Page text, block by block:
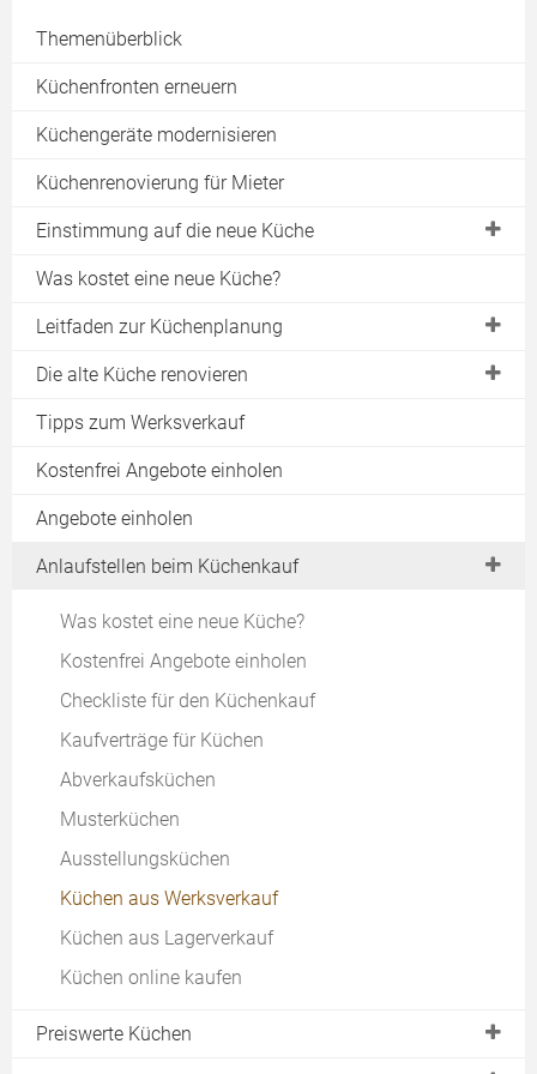
Themenüberblick
Küchenfronten erneuern
Küchengeräte modernisieren
Küchenrenovierung für Mieter
Einstimmung auf die neue Küche
Trends bei der Küchenplanung
Küchenrenovierung bei Mietverhältnis
Was kostet eine neue Küche?
Leitfaden zur Küchenplanung
Planungsschritt 1: Küchenaufmaß
Planungsschritt 2: Gewohnheiten
Planungsschritt 4: Ergonomie
Planungsschritt 5: Arbeitshöhe
Planungsschritt 6: Designkonzept
Die alte Küche renovieren
Die Optik neu gestalten
Küchengeräte modernisieren
Die Küche neu einrichten
Do-it-yourself Ideen
Küchenfronten erneuern
Arbeitsplatten erneuern
Den Fliesenspiegel erneuern
Tipps zum Werksverkauf
Kostenfrei Angebote einholen
Angebote einholen
Anlaufstellen beim Küchenkauf
Was kostet eine neue Küche?
Kostenfrei Angebote einholen
Checkliste für den Küchenkauf
Kaufverträge für Küchen
Abverkaufsküchen
Musterküchen
Ausstellungsküchen
Küchen aus Werksverkauf
Küchen aus Lagerverkauf
Küchen online kaufen
Preiswerte Küchen